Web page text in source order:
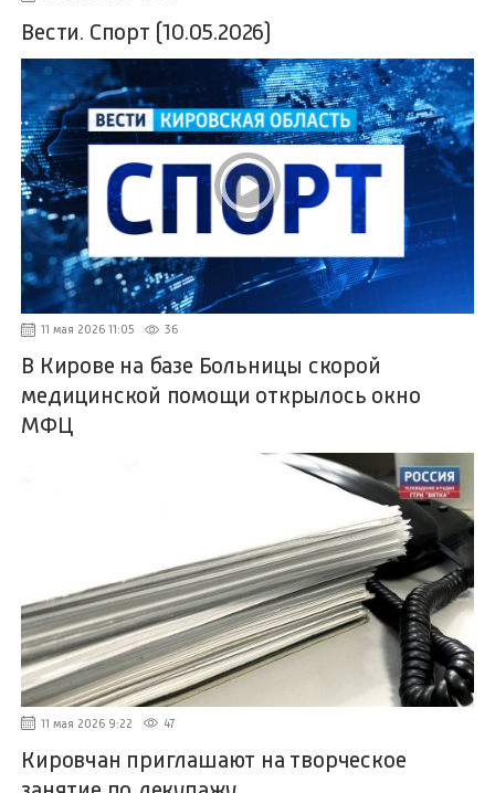
Вести. Спорт (10.05.2026)
11 мая 2026 11:05 36
В Кирове на базе Больницы скорой
медицинской помощи открылось окно
МФЦ
11 мая 2026 9:22 47
Кировчан приглашают на творческое